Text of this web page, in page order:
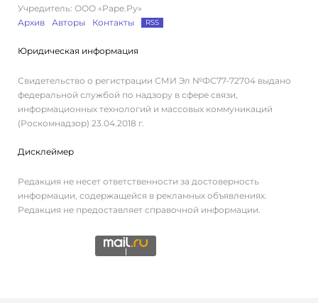
Учредитель: ООО «Раре.Ру»
Архив
Авторы Контакты RSS
Юридическая информация
Свидетельство о регистрации СМИ Эл №ФС77-72704 выдано
федеральной службой по надзору в сфере связи,
информационных технологий и массовых коммуникаций
(Роскомнадзор) 23.04.2018 г.
Дисклеймер
Редакция не несет ответственности за достоверность
информации, содержащейся в рекламных объявлениях.
Редакция не предоставляет справочной информации.